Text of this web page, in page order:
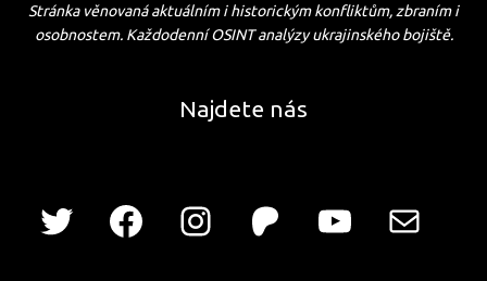
Stránka věnovaná aktuálním i historickým konfliktům, zbraním i
osobnostem. Každodenní OSINT analýzy ukrajinského bojiště.
Najdete nás